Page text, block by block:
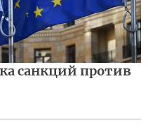
санкций против